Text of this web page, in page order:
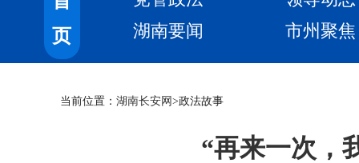
页
湖南要闻
市州聚焦
当前位置： 湖南长安网 >政法故事
“再来一次，